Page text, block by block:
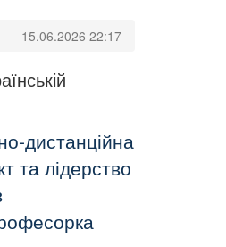
15.06.2026 22:17
дистанційна
та лідерство